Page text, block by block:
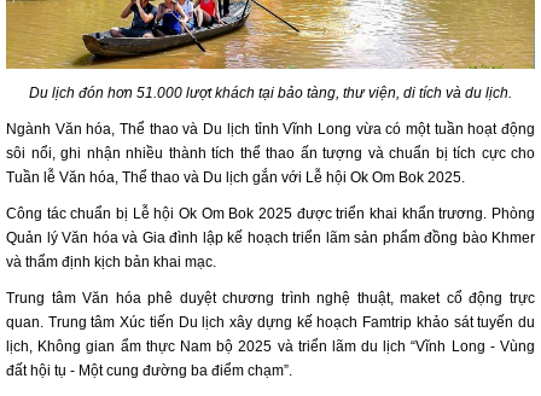
Du lịch đón hơn 51.000 lượt khách tại bảo tàng, thư viện, di tích và du lịch.
Ngành Văn hóa, Thể thao và Du lịch tỉnh Vĩnh Long vừa có một tuần hoạt động
sôi nổi, ghi nhận nhiều thành tích thể thao ấn tượng và chuẩn bị tích cực cho
Tuần lễ Văn hóa, Thể thao và Du lịch gắn với Lễ hội Ok Om Bok 2025.
Công tác chuẩn bị Lễ hội Ok Om Bok 2025 được triển khai khẩn trương. Phòng
Quản lý Văn hóa và Gia đình lập kế hoạch triển lãm sản phẩm đồng bào Khmer
và thẩm định kịch bản khai mạc.
Trung tâm Văn hóa phê duyệt chương trình nghệ thuật, maket cổ động trực
quan. Trung tâm Xúc tiến Du lịch xây dựng kế hoạch Famtrip khảo sát tuyến du
lịch, Không gian ẩm thực Nam bộ 2025 và triển lãm du lịch “Vĩnh Long - Vùng
đất hội tụ - Một cung đường ba điểm chạm”.